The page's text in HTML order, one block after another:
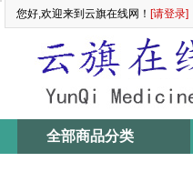
您好,欢迎来到云旗在线网！ [请登录]
全部商品分类